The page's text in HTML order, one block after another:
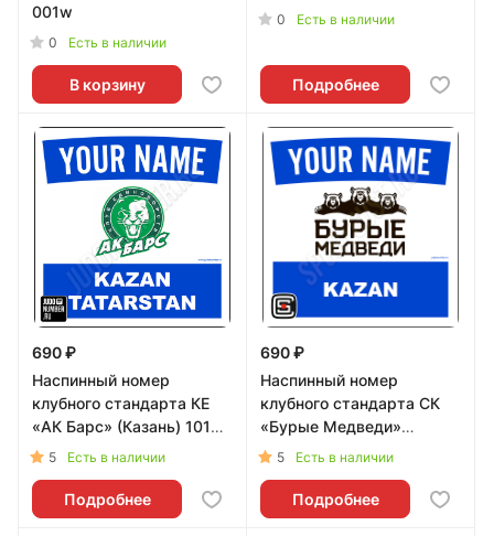
001w
0 Есть в наличии
В корзину
0 Есть в наличии
Подробнее
690 ₽
Наспинный номер
клубного стандарта КЕ
«АК Барс» (Казань) 101b -
L 5 Есть в наличии
Подробнее
690 ₽
Наспинный номер
клубного стандарта СК
«Бурые Медведи»
(Казань) 001wb - L
5 Есть в наличии
Подробнее